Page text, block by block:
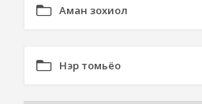
Аман зохиол
Нэр томьёо